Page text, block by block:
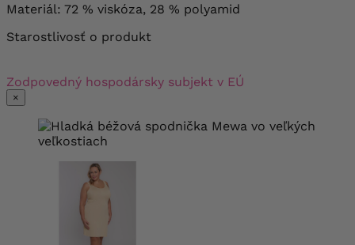
Materiál: 72 % viskóza, 28 % polyamid
Starostlivosť o produkt
Zodpovedný hospodársky subjekt v EÚ
×